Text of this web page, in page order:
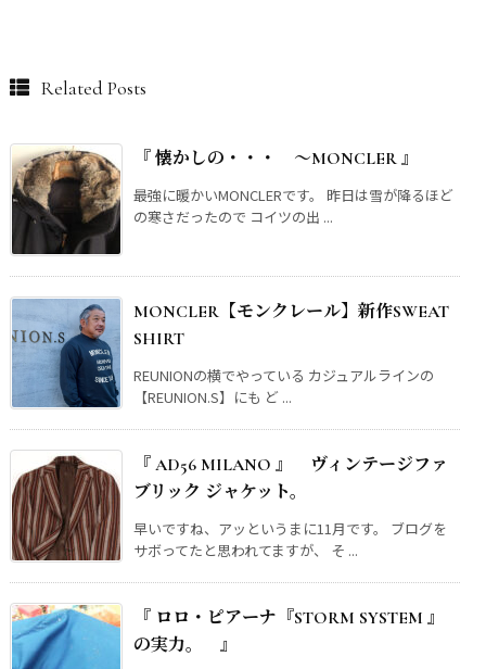
Related Posts
『 懐かしの・・・ ～MONCLER 』
最強に暖かいMONCLERです。 昨日は雪が降るほど
の寒さだったので コイツの出 ...
MONCLER【モンクレール】新作SWEAT
SHIRT
REUNIONの横でやっている カジュアルラインの
【REUNION.S】にも ど ...
『 AD56 MILANO 』 ヴィンテージファ
ブリック ジャケット。
早いですね、アッというまに11月です。 ブログを
サボってたと思われてますが、 そ ...
『 ロロ・ピアーナ『STORM SYSTEM 』
の実力。 』